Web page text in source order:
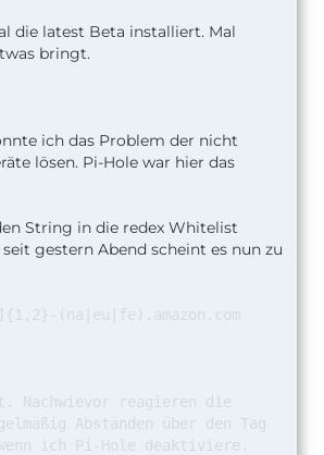
die latest Beta installiert. Mal
bringt.
ich das Problem der nicht
lösen. Pi-Hole war hier das
String in die redex Whitelist
gestern Abend scheint es nun zu
(na|eu|fe).amazon.com
Nachwievor reagieren die
Abständen über den Tag
ich Pi-Hole deaktiviere.